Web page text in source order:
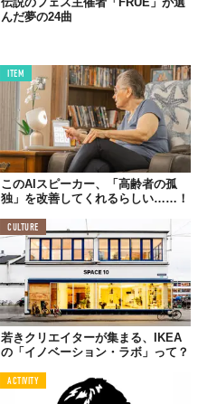
んだ夢の24曲
ITEM
このAIスピーカー、「高齢者の孤
独」を改善してくれるらしい……！
CULTURE
若きクリエイターが集まる、IKEA
の「イノベーション・ラボ」って？
ACTIVITY